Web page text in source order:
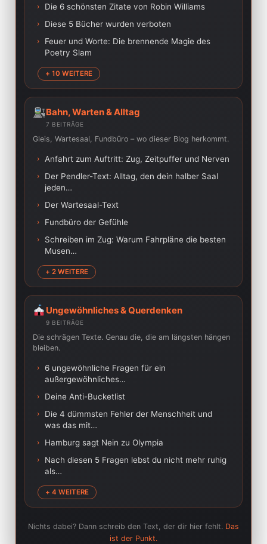
› Die 6 schönsten Zitate von Robin Williams
› Diese 5 Bücher wurden verboten
›
Feuer und Worte: Die brennende Magie des
Poetry Slam
+ 10 WEITERE
Bahn, Warten & Alltag
7 BEITRÄGE
Gleis, Wartesaal, Fundbüro – wo dieser Blog herkommt.
› Anfahrt zum Auftritt: Zug, Zeitpuffer und Nerven
›
Der Pendler-Text: Alltag, den dein halber Saal
jeden…
› Der Wartesaal-Text
› Fundbüro der Gefühle
›
Schreiben im Zug: Warum Fahrpläne die besten
Musen…
+ 2 WEITERE
Ungewöhnliches & Querdenken
9 BEITRÄGE
Die schrägen Texte. Genau die, die am längsten hängen
bleiben.
›
6 ungewöhnliche Fragen für ein
außergewöhnliches…
› Deine Anti-Bucketlist
›
Die 4 dümmsten Fehler der Menschheit und
was das mit…
› Hamburg sagt Nein zu Olympia
›
Nach diesen 5 Fragen lebst du nicht mehr ruhig
als…
+ 4 WEITERE
Nichts dabei? Dann schreib den Text, der dir hier fehlt. Das
ist der Punkt.